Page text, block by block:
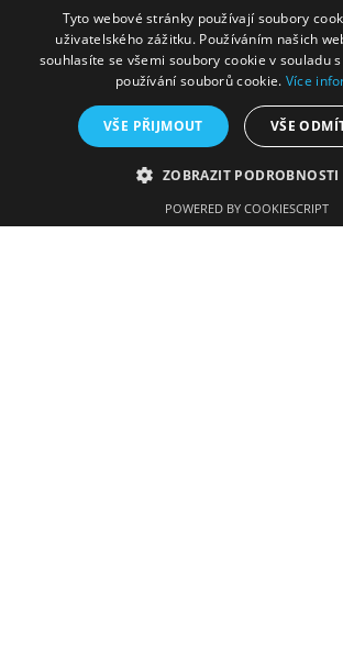
Uchazeči
Fotogalerie
Tyto webové stránky používají soubory
uživatelského zážitku. Používáním našich
souhlasíte se všemi soubory cookie v souladu
používání souborů cookie. Více
VŠE PŘIJMOUT VŠE
ZOBRAZIT PODROBNOSTI
POWERED BY COOKIESCRIPT